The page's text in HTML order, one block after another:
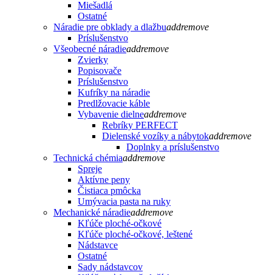
Miešadlá
Ostatné
Náradie pre obklady a dlažbuaddremove
Príslušenstvo
Všeobecné náradieaddremove
Zvierky
Popisovače
Príslušenstvo
Kufríky na náradie
Predlžovacie káble
Vybavenie dielneaddremove
Rebríky PERFECT
Dielenské vozíky a nábytokaddremove
Doplnky a príslušenstvo
Technická chémiaaddremove
Spreje
Aktívne peny
Čistiaca pmôcka
Umývacia pasta na ruky
Mechanické náradieaddremove
Kľúče ploché-očkové
Kľúče ploché-očkové, leštené
Nádstavce
Ostatné
Sady nádstavcov